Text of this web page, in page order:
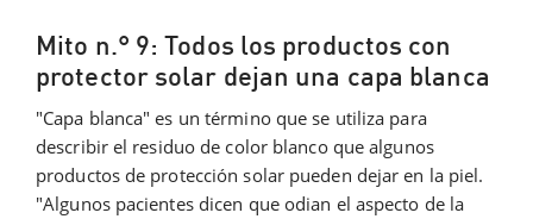
Mito n.° 9: Todos los productos con
protector solar dejan una capa blanca
"Capa blanca" es un término que se utiliza para
describir el residuo de color blanco que algunos
productos de protección solar pueden dejar en la piel.
"Algunos pacientes dicen que odian el aspecto de la